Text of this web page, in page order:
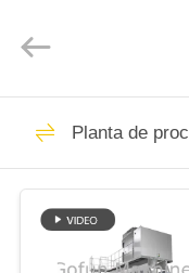
CASA
PRODUTOS
VÍDEOS
Co.,
Reserved.
linha
vegetal
Planta de